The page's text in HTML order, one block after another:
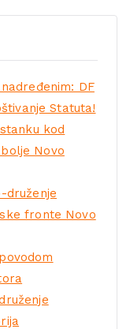
DF
Statuta!
kod
Novo
druženje
fronte Novo